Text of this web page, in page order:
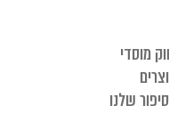
מוסדי
שלנו